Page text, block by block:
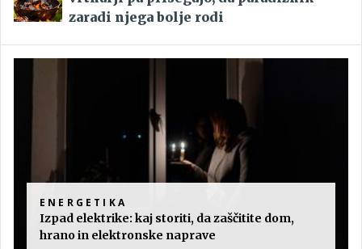
zaradi njega bolje rodi
ENERGETIKA
Izpad elektrike: kaj storiti, da zaščitite dom,
hrano in elektronske naprave